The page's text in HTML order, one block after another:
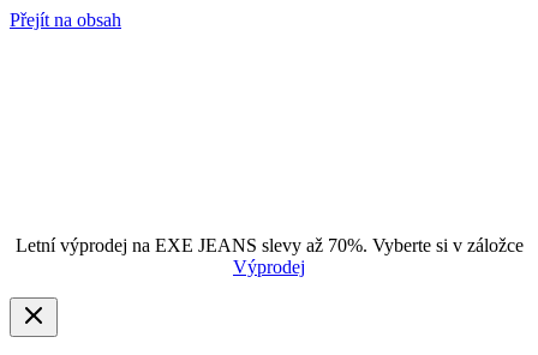
Přejít na obsah
Letní výprodej na EXE JEANS slevy až 70%. Vyberte si v záložce
Výprodej